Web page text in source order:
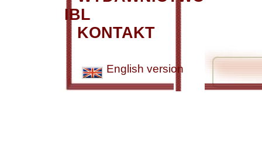
IBL
KONTAKT
English version